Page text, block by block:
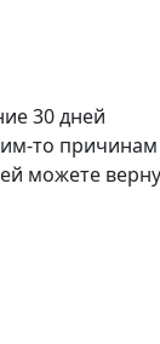
30 дней
то
можете